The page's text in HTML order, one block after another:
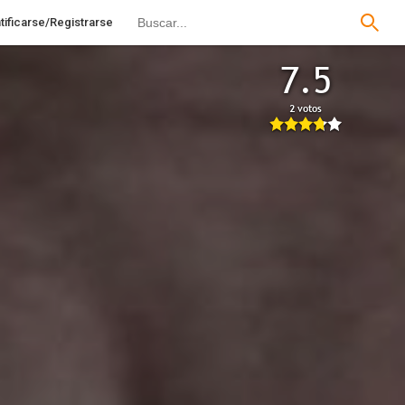
Registrarse
7.5
2 votos